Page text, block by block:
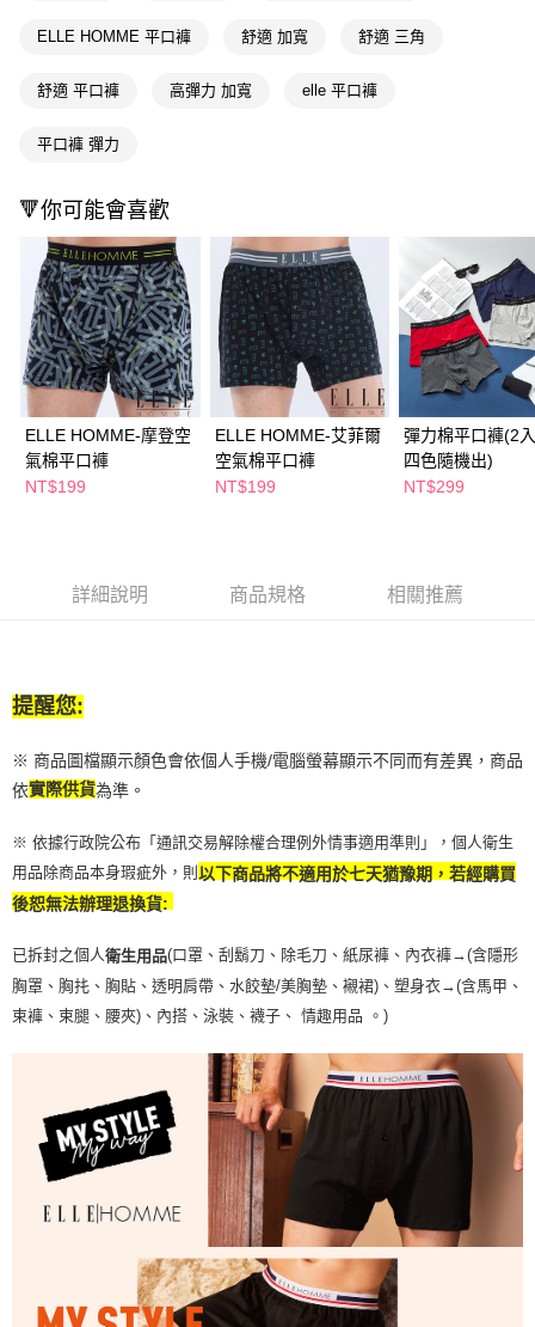
相關說明
便利好安心！
２．便利：只要手機號碼，簡訊認證，即可結帳。
【「AFTEE先享後付」結帳流程】
結帳頁面，進行簡訊認證並確認金額後，即可完成結帳。
２．訂單成立數日內，您將收到繳費通知簡訊。
３．收到繳費通知簡訊後14天內，點擊此簡訊中的連結，可透過四大超商／
ATM／網路銀行／等多元方式進行付款，方視為交易完成。
※ 請注意：結帳手續完成當下不需立刻繳費，但若您需要取消訂單，請聯絡
購買商品的店家。未經商家同意取消之訂單仍視為有效，需透過AFTEE先享
後付繳納相關費用。
※ 交易是否成功請以「AFTEE先享後付 」之結帳頁面顯示為準，若有關於
是否繳費成功／繳費後需取消欲退款等相關疑問，請聯繫「AFTEE先享後付
客戶支援中心」https://netprotections.freshdesk.com/support/home
【注意事項】
https://aftee.tw/terms/#terms3
時審查核予不同之上限額度；若仍有額度不足之情形，本公司將視審查結果
請求用戶進行身份認證。
恩沛科技股份有限公司將有權停止該用戶之使用額度並採取法律行動。
每筆NT$65，滿NT$390(含以上)免運費
付款後全家取貨
每筆NT$65，滿NT$390(含以上)免運費
萊爾富取貨付款
每筆NT$65，滿NT$490(含以上)免運費
付款後萊爾富取貨
每筆NT$65，滿NT$490(含以上)免運費
7-11取貨付款
每筆NT$65，滿NT$490(含以上)免運費
付款後寶雅門市自取(由倉庫統一出貨)
ELLE HOMME 平口褲 舒適 加寬 舒適 三角
舒適 平口褲 高彈力 加寬 elle 平口褲
平口褲 彈力
🔻你可能會喜歡
ELLE HOMME-摩登空
氣棉平口褲
NT$199
ELLE HOMME-艾菲爾
空氣棉平口褲
NT$199
彈力棉平口褲(2
四色隨機出)
NT$299
詳細說明 商品規格 相關推薦
提醒您:
※ 商品圖檔顯示顏色會依個人手機/電腦螢幕顯示不同而有差異，商品
依實際供貨為準。
※ 依據行政院公布「通訊交易解除權合理例外情事適用準則」，個人衛生
用品除商品本身瑕疵外，則以下商品將不適用於七天猶豫期，若經購買
後恕無法辦理退換貨:
已拆封之個人衛生用品(口罩、刮鬍刀、除毛刀、紙尿褲、內衣褲→(含隱形
胸罩、胸扥、胸貼、透明肩帶、水餃墊/美胸墊、襯裙)、塑身衣→(含馬甲、
束褲、束腿、腰夾) 、內搭、泳裝、襪子、 情趣用品 。)